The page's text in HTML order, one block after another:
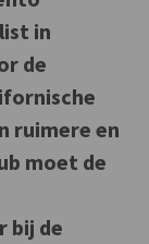
in
de
ruimere en
moet de
bij de